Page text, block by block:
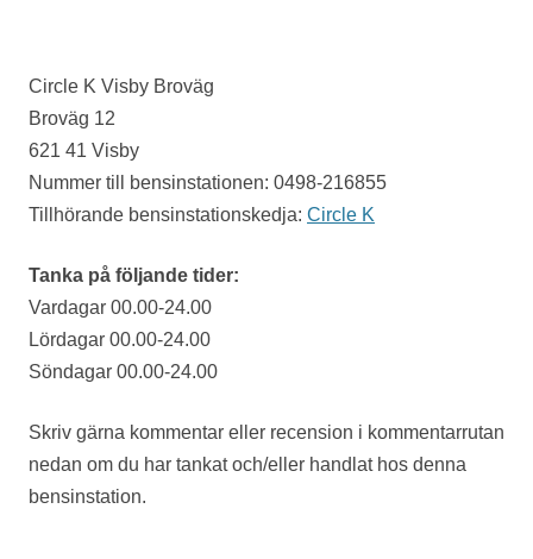
Circle K Visby Broväg
Broväg 12
621 41 Visby
Nummer till bensinstationen: 0498-216855
Tillhörande bensinstationskedja: Circle K
Tanka på följande tider:
Vardagar 00.00-24.00
Lördagar 00.00-24.00
Söndagar 00.00-24.00
Skriv gärna kommentar eller recension i kommentarrutan
nedan om du har tankat och/eller handlat hos denna
bensinstation.